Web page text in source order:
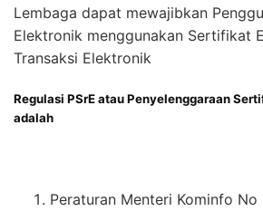
Lembaga dapat mewajibkan
Elektronik menggunakan Sertifikat
Transaksi Elektronik
Regulasi PSrE atau Penyelenggaraan
adalah
Peraturan Menteri Kominfo No